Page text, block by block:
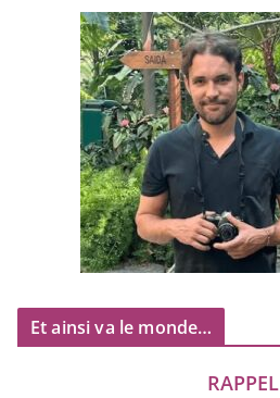
Et ainsi va le monde…
RAPPEL